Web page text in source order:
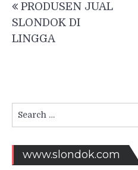
navigation
PRODUSEN JUAL
SLONDOK DI
LINGGA
for:
www.slondok.com